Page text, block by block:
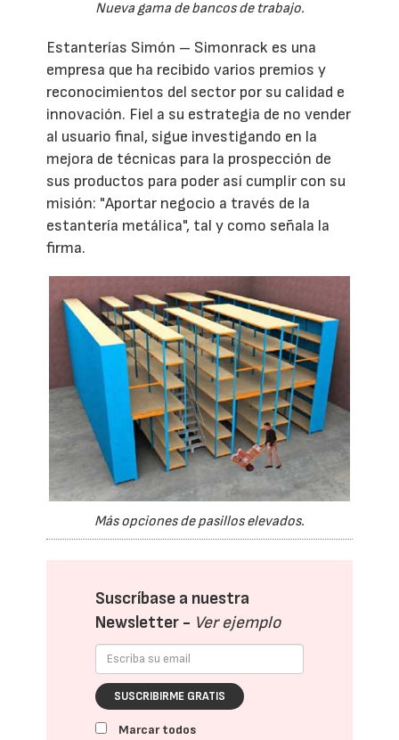
Nueva gama de bancos de trabajo.
Estanterías Simón – Simonrack es una
empresa que ha recibido varios premios y
reconocimientos del sector por su calidad e
innovación. Fiel a su estrategia de no vender
al usuario final, sigue investigando en la
mejora de técnicas para la prospección de
sus productos para poder así cumplir con su
misión: "Aportar negocio a través de la
estantería metálica", tal y como señala la
firma.
Más opciones de pasillos elevados.
Suscríbase a nuestra
Newsletter - Ver ejemplo
SUSCRIBIRME GRATIS
Marcar todos